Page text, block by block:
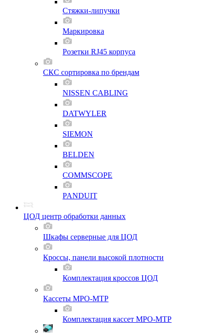
Стяжки-липучки
Маркировка
Розетки RJ45 корпуса
СКС сортировка по брендам
NISSEN CABLING
DATWYLER
SIEMON
BELDEN
COMMSCOPE
PANDUIT
ЦОД центр обработки данных
Шкафы серверные для ЦОД
Кроссы, панели высокой плотности
Комплектация кроссов ЦОД
Кассеты MPO-MTP
Комплектация кассет MPO-MTP